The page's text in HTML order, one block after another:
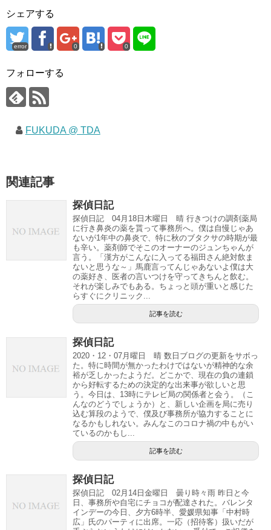
シェアする
error 0 0
フォローする
FUKUDA @ TDA
関連記事
探偵日記
探偵日記 04月18日木曜日 晴 行きつけの調剤薬局
に行き鼻炎の薬を貰って事務所へ。僕は自慢じゃあ
ないが1年中の鼻炎で、特に秋のブタクサの時期が最
も辛い。薬剤師でそこのオーナーのジュンちゃんが
言う。「漢方がこんなに入ってる福田さん絶対飲ま
ないと思うな～」馬鹿言ってんじゃあないよ僕は大
の薬好き、医者の言いつけを守ってきちんと飲む。
それが楽しみでもある。ちょっと頭が重いと感じた
らすぐにクリニック...
記事を読む
探偵日記
2020・12・07月曜日 晴 数日ブログの更新をサボっ
た。特に時間が無かったわけではないが精神的な余
裕が乏しかったようだ。どこかで、現在の負の連鎖
から好転するための決定的な出来事が欲しいと思
う。今日は、13時にテレビ局の関係者と会う。（こ
んなのどうでしょうか）と、新しい企画を局に売り
込む算段のようで、僕及び事務所が協力することに
なるかもしれない。みんなこのコロナ禍の中もがい
ているのかもし...
記事を読む
探偵日記
探偵日記 02月14日金曜日 曇り時々雨 昨日と今
日、事務所や自宅にチョコが配達された。バレンタ
インデーの今日、夕方6時半、愛媛県知事「中村時
広」氏のパーティに出席。一応（招待客）扱いだが